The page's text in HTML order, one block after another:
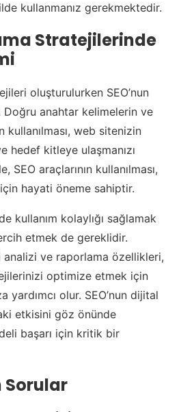
kullanmanız gerekmektedir.
Stratejilerinde
oluşturulurken SEO’nun
anahtar kelimelerin ve
kullanılması, web sitenizin
hedef kitleye ulaşmanızı
SEO araçlarının kullanılması,
hayati öneme sahiptir.
kullanım kolaylığı sağlamak
etmek de gereklidir.
analizi ve raporlama özellikleri,
optimize etmek için
yardımcı olur. SEO’nun dijital
etkisini göz önünde
başarı için kritik bir
Sorular